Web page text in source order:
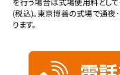
(税込)。東京博善の式場で通
ります。